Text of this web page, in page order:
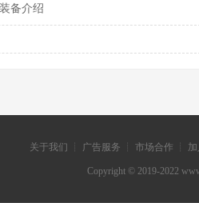
备介绍
关于我们 ┊ 广告服务 ┊ 市场合作 ┊
Copyright © 2019-2022